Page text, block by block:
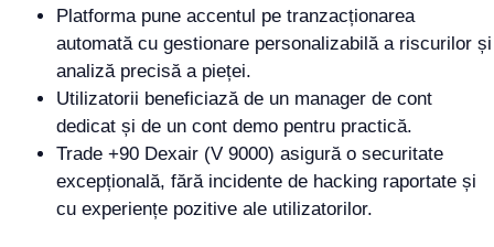
Platforma pune accentul pe tranzacționarea
automată cu gestionare personalizabilă a riscurilor și
analiză precisă a pieței.
Utilizatorii beneficiază de un manager de cont
dedicat și de un cont demo pentru practică.
Trade +90 Dexair (V 9000) asigură o securitate
excepțională, fără incidente de hacking raportate și
cu experiențe pozitive ale utilizatorilor.